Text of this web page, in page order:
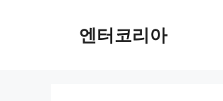
엔터코리아